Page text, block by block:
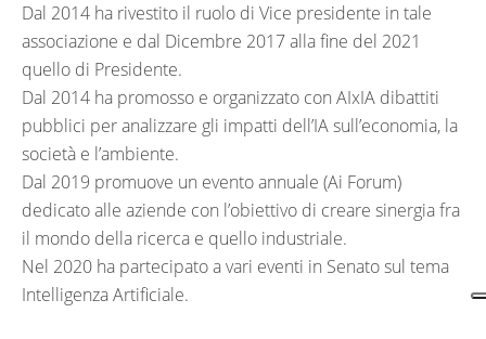
Dal 2014 ha rivestito il ruolo di Vice presidente in tale
associazione e dal Dicembre 2017 alla fine del 2021
quello di Presidente.
Dal 2014 ha promosso e organizzato con AIxIA dibattiti
pubblici per analizzare gli impatti dell’IA sull’economia, la
società e l’ambiente.
Dal 2019 promuove un evento annuale (Ai Forum)
dedicato alle aziende con l’obiettivo di creare sinergia fra
il mondo della ricerca e quello industriale.
Nel 2020 ha partecipato a vari eventi in Senato sul tema
Intelligenza Artificiale.